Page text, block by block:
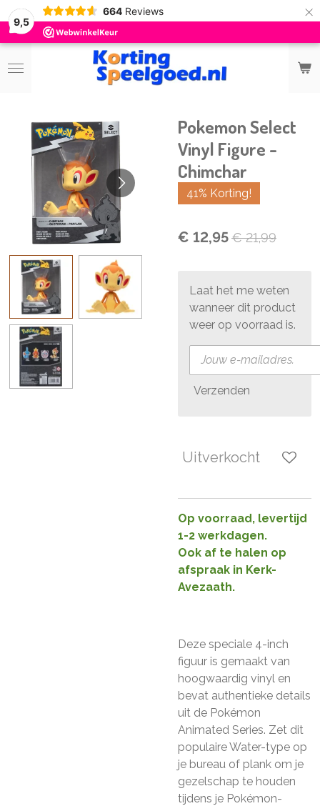
9,5
664 Reviews ×
Pokemon Select
Vinyl Figure -
Chimchar
41% Korting!
€ 12,95€ 21,99
Laat het me weten
wanneer dit product
weer op voorraad is.
Verzenden
Uitverkocht
Op voorraad, levertijd
1-2 werkdagen.
Ook af te halen op
afspraak in Kerk-
Avezaath.
Deze speciale 4-inch
figuur is gemaakt van
hoogwaardig vinyl en
bevat authentieke details
uit de Pokémon
Animated Series. Zet dit
populaire Water-type op
je bureau of plank om je
gezelschap te houden
tijdens je Pokémon-